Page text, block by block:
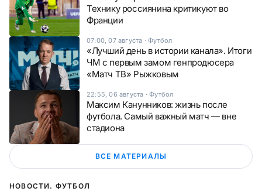
Технику россиянина критикуют во
Франции
07:00, 07 августа ·Футбол
«Лучший день в истории канала». Итоги
ЧМ с первым замом генпродюсера
«Матч ТВ» Рыжковым
22:55, 06 августа ·Футбол
Максим Канунников: жизнь после
футбола. Самый важный матч — вне
стадиона
ВСЕ МАТЕРИАЛЫ
НОВОСТИ. ФУТБОЛ